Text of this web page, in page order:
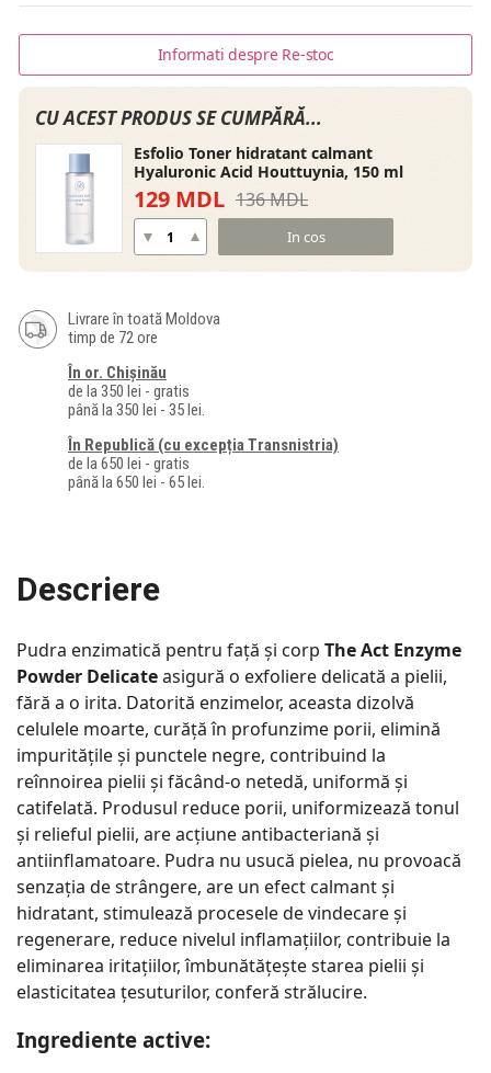
Informati despre Re-stoc
CU ACEST PRODUS SE CUMPĂRĂ...
Esfolio Toner hidratant calmant
Hyaluronic Acid Houttuynia, 150 ml
129 MDL 136 MDL
In cos
Livrare în toată Moldova
timp de 72 ore
În or. Chișinău
de la 350 lei - gratis
până la 350 lei - 35 lei.
În Republică (cu excepția Transnistria)
de la 650 lei - gratis
până la 650 lei - 65 lei.
Descriere
Pudra enzimatică pentru față și corp The Act Enzyme
Powder Delicateasigură o exfoliere delicată a pielii,
fără a o irita. Datorită enzimelor, aceasta dizolvă
celulele moarte, curăță în profunzime porii, elimină
impuritățile și punctele negre, contribuind la
reînnoirea pielii și făcând-o netedă, uniformă și
catifelată. Produsul reduce porii, uniformizează tonul
și relieful pielii, are acțiune antibacteriană și
antiinflamatoare. Pudra nu usucă pielea, nu provoacă
senzația de strângere, are un efect calmant și
hidratant, stimulează procesele de vindecare și
regenerare, reduce nivelul inflamațiilor, contribuie la
eliminarea iritațiilor, îmbunătățește starea pielii și
elasticitatea țesuturilor, conferă strălucire.
Ingrediente active: